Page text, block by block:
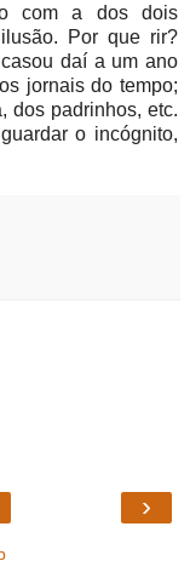
com a dos dois
Por que rir?
daí a um ano
jornais do tempo;
dos padrinhos, etc.
o incógnito,
›